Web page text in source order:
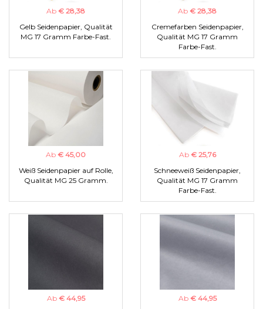
Ab € 28,38
Gelb Seidenpapier, Qualität
MG 17 Gramm Farbe-Fast.
Ab € 28,38
Cremefarben Seidenpapier,
Qualität MG 17 Gramm
Farbe-Fast.
Ab € 45,00
Weiß Seidenpapier auf Rolle,
Qualität MG 25 Gramm.
Ab € 25,76
Schneeweiß Seidenpapier,
Qualität MG 17 Gramm
Farbe-Fast.
Ab € 44,95
Ab € 44,95